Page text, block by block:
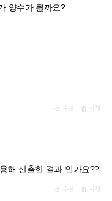
양수가 될까요?
수정 삭제
해 산출한 결과 인가요??
수정 삭제